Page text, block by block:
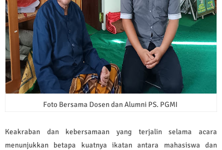
Foto Bersama Dosen dan Alumni PS. PGMI
Keakraban dan kebersamaan yang terjalin selama acara
menunjukkan betapa kuatnya ikatan antara mahasiswa dan